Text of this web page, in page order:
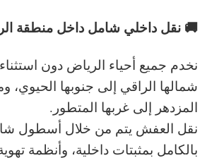
🚚 نقل داخلي شامل داخل منطقة
نخدم جميع أحياء الرياض دون
شمالها الراقي إلى جنوبها الحيوي،
المزدهر إلى غربها المتطور.
نقل العفش يتم من خلال أسطول
بالكامل بمثبتات داخلية، وأنظمة